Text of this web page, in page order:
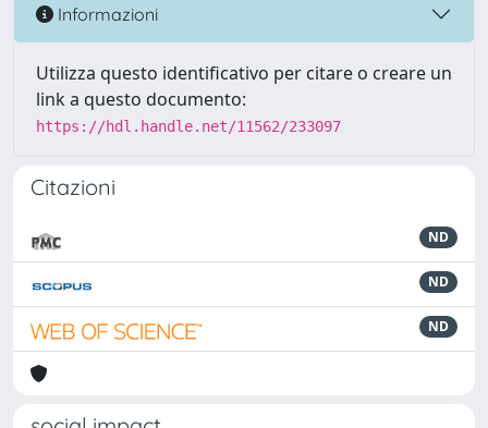
Informazioni
Utilizza questo identificativo per citare o creare un
link a questo documento:
https://hdl.handle.net/11562/233097
Citazioni
ND
ND
ND